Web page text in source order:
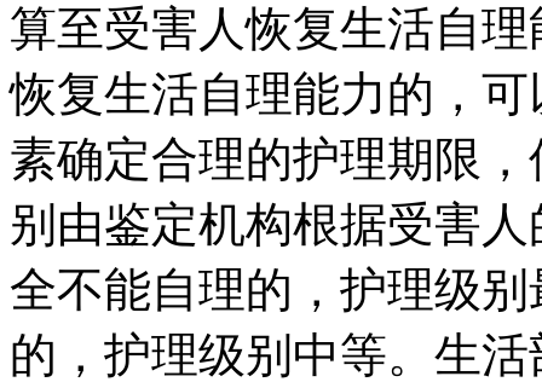
算至受害人恢复生活自
恢复生活自理能力的，
素确定合理的护理期限
别由鉴定机构根据受害
全不能自理的，护理级
的，护理级别中等。生